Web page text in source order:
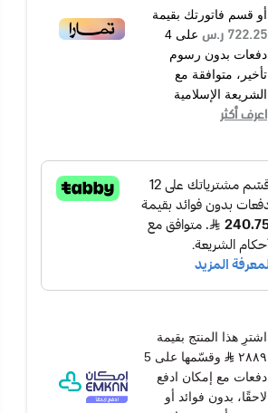
أو قسم فاتورتك بقيمة
722.25 ر.س على 4
دفعات بدون رسوم
تأخير، متوافقة مع
الشريعة الإسلامية
اعرف أكثر
اشترِ هذا المنتج بقيمة
٢٨٨٩
وقسّمها على 5
دفعات مع إمكان ادفع
لاحقًا، بدون فوائد أو